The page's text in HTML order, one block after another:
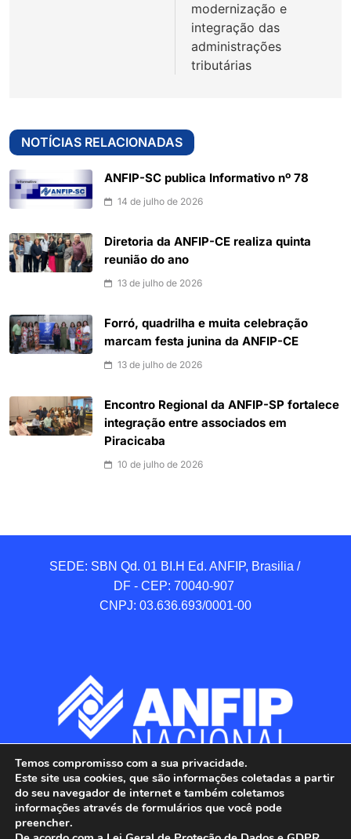
modernização e
integração das
administrações
tributárias
NOTÍCIAS RELACIONADAS
ANFIP-SC publica Informativo nº 78
14 de julho de 2026
Diretoria da ANFIP-CE realiza quinta
reunião do ano
13 de julho de 2026
Forró, quadrilha e muita celebração
marcam festa junina da ANFIP-CE
13 de julho de 2026
Encontro Regional da ANFIP-SP fortalece
integração entre associados em
Piracicaba
10 de julho de 2026
SEDE: SBN Qd. 01 BI.H Ed. ANFIP, Brasilia /
DF - CEP: 70040-907
CNPJ: 03.636.693/0001-00
Temos compromisso com a sua privacidade.
Este site usa cookies, que são informações coletadas a partir
do seu navegador de internet e também coletamos
informações através de formulários que você pode
preencher.